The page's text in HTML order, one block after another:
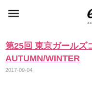
第25回 東京ガールズ
AUTUMN/WINTER
2017-09-04